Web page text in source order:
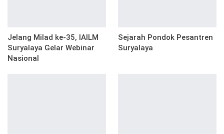
Jelang Milad ke-35, IAILM
Suryalaya Gelar Webinar
Nasional
Sejarah Pondok Pesantren
Suryalaya